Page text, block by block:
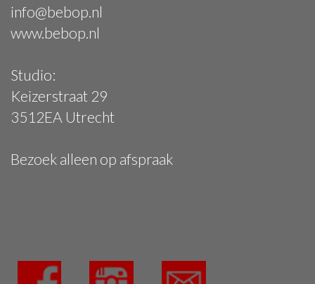
info@bebop.nl
www.bebop.nl
Studio:
Keizerstraat 29
3512EA Utrecht
Bezoek alleen op afspraak